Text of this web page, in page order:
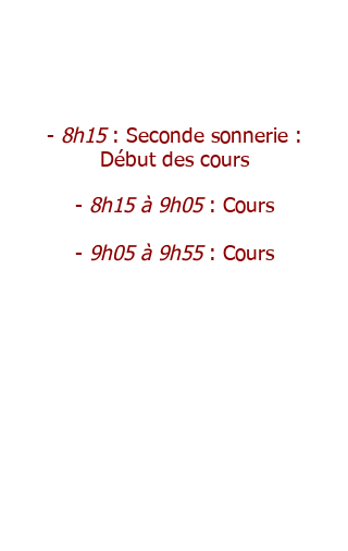
- 8h15 : Seconde sonnerie :
Début des cours
- 8h15 à 9h05 : Cours
- 9h05 à 9h55 : Cours